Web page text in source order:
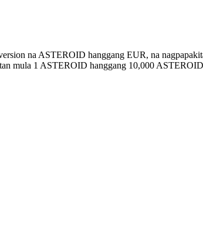
na ASTEROID hanggang EUR, na
mula 1 ASTEROID hanggang 10,000